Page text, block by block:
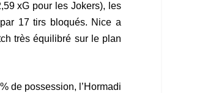
xG pour les Jokers), les
17 tirs bloqués. Nice a
très équilibré sur le plan
de possession, l’Hormadi